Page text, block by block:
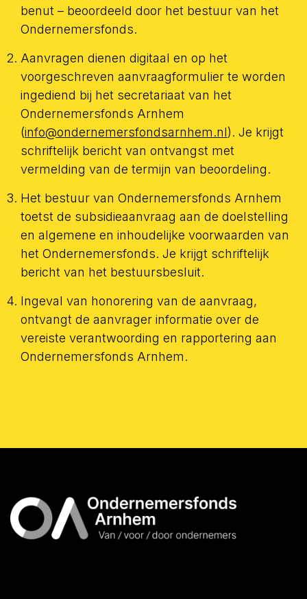
benut – beoordeeld door het bestuur van het
Ondernemersfonds.
Aanvragen dienen digitaal en op het
voorgeschreven aanvraagformulier te worden
ingediend bij het secretariaat van het
Ondernemersfonds Arnhem
(info@ondernemersfondsarnhem.nl). Je krijgt
schriftelijk bericht van ontvangst met
vermelding van de termijn van beoordeling.
Het bestuur van Ondernemersfonds Arnhem
toetst de subsidieaanvraag aan de doelstelling
en algemene en inhoudelijke voorwaarden van
het Ondernemersfonds. Je krijgt schriftelijk
bericht van het bestuursbesluit.
Ingeval van honorering van de aanvraag,
ontvangt de aanvrager informatie over de
vereiste verantwoording en rapportering aan
Ondernemersfonds Arnhem.